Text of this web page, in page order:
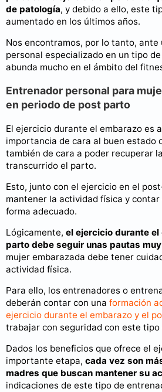
de patología, y debido a ello, este
aumentado en los últimos años.
Nos encontramos, por lo tanto,
personal especializado en un tipo
abunda mucho en el ámbito del
Entrenador personal para
en periodo de post parto
El ejercicio durante el embarazo es
importancia de cara al buen estado
también de cara a poder recuperar
transcurrido el parto.
Esto, junto con el ejercicio en el
mantener la actividad física y contar
forma adecuado.
Lógicamente, el ejercicio durante
parto debe seguir unas pautas
mujer embarazada debe tener
actividad física.
Para ello, los entrenadores o
deberán contar con una formación
ejercicio durante el embarazo y el
trabajar con seguridad con este tipo
Dados los beneficios que ofrece el
importante etapa, cada vez son
madres que buscan mantener su
indicaciones de este tipo de